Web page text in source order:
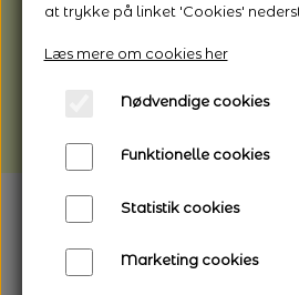
*Webshoppen er åben og
afhentning
Vi gør opmærksom på, at
længere leveringstid
at trykke på linket 'Cookies'
Læs mere om cookies her
Nødvendige cookies
Funktionelle cookies
Statistik cookies
Marketing cookies